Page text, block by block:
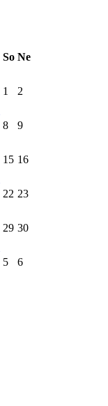
So Ne
1 2
8 9
15 16
22 23
29 30
5 6